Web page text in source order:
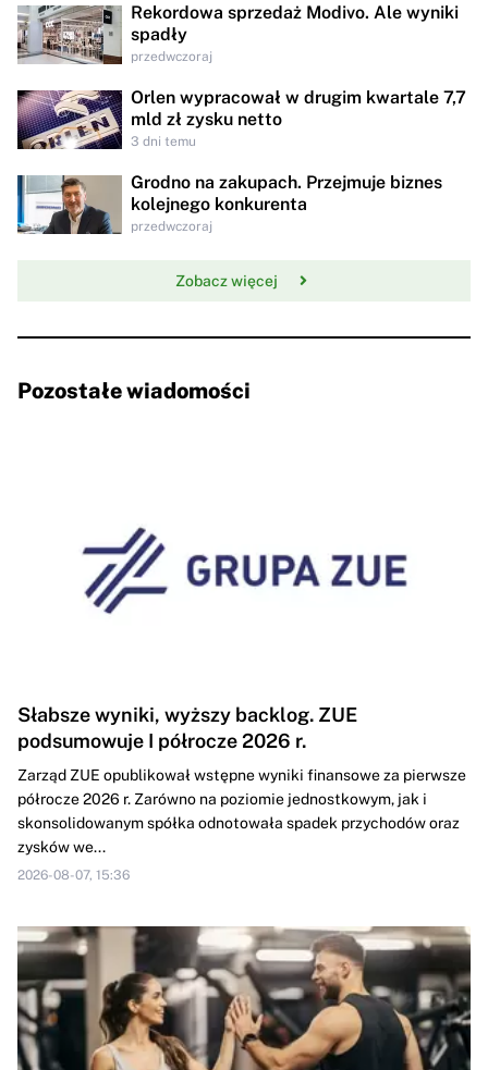
Rekordowa sprzedaż Modivo. Ale wyniki
spadły
przedwczoraj
Orlen wypracował w drugim kwartale 7,7
mld zł zysku netto
3 dni temu
Grodno na zakupach. Przejmuje biznes
kolejnego konkurenta
przedwczoraj
Zobacz więcej
Pozostałe wiadomości
Słabsze wyniki, wyższy backlog. ZUE
podsumowuje I półrocze 2026 r.
Zarząd ZUE opublikował wstępne wyniki finansowe za pierwsze
półrocze 2026 r. Zarówno na poziomie jednostkowym, jak i
skonsolidowanym spółka odnotowała spadek przychodów oraz
zysków we...
2026-08-07, 15:36